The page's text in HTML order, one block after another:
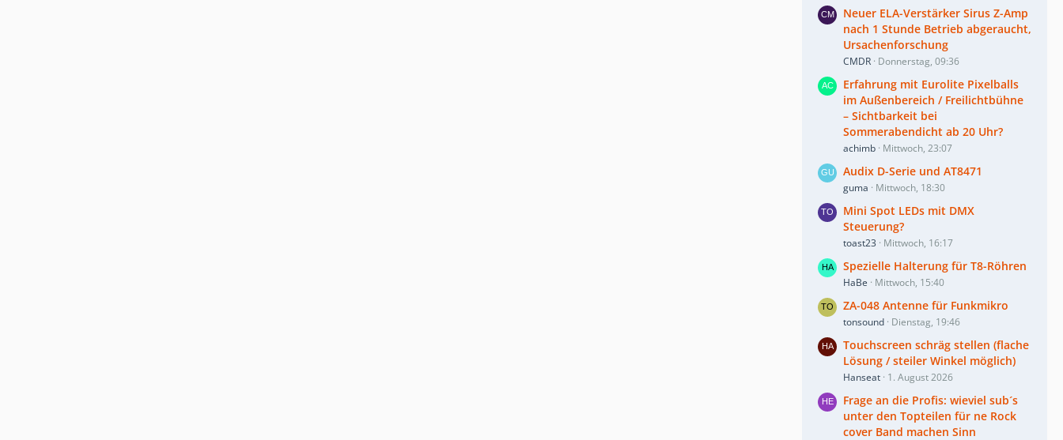
Neuer ELA-Verstärker Sirus Z-Amp
nach 1 Stunde Betrieb abgeraucht,
Ursachenforschung
CMDR Donnerstag, 09:36
Erfahrung mit Eurolite Pixelballs
im Außenbereich / Freilichtbühne
– Sichtbarkeit bei
Sommerabendicht ab 20 Uhr?
achimb Mittwoch, 23:07
Audix D-Serie und AT8471
guma Mittwoch, 18:30
Mini Spot LEDs mit DMX
Steuerung?
toast23 Mittwoch, 16:17
Spezielle Halterung für T8-Röhren
HaBe Mittwoch, 15:40
ZA-048 Antenne für Funkmikro
tonsound Dienstag, 19:46
Touchscreen schräg stellen (flache
Lösung / steiler Winkel möglich)
Hanseat 1. August 2026
Frage an die Profis: wieviel sub´s
unter den Topteilen für ne Rock
cover Band machen Sinn